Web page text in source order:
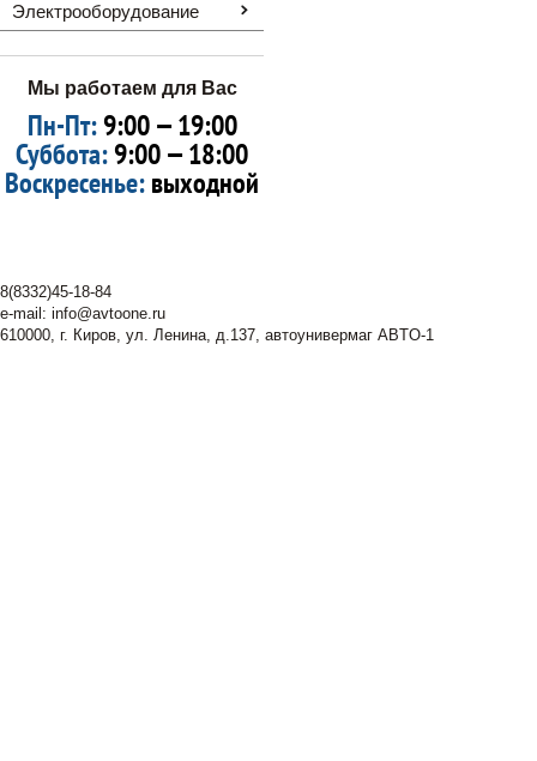
Электрооборудование
Мы работаем для Вас
Пн-Пт:9:00 — 19:00
Суббота:9:00 — 18:00
Воскресенье:выходной
8(8332)45-18-84
e-mail: info@avtoone.ru
610000, г. Киров, ул. Ленина, д.137, автоунивермаг ABTO-1